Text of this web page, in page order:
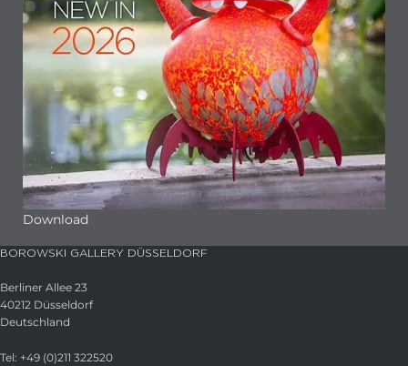
Download
BOROWSKI GALLERY DÜSSELDORF
Berliner Allee 23
40212 Düsseldorf
Deutschland
Tel: +49 (0)211 322520